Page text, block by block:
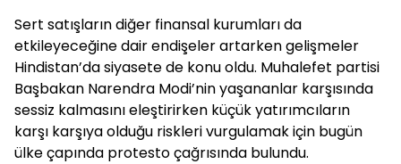
Sert satışların diğer finansal kurumları da
etkileyeceğine dair endişeler artarken gelişmeler
Hindistan’da siyasete de konu oldu. Muhalefet partisi
Başbakan Narendra Modi’nin yaşananlar karşısında
sessiz kalmasını eleştirirken küçük yatırımcıların
karşı karşıya olduğu riskleri vurgulamak için bugün
ülke çapında protesto çağrısında bulundu.